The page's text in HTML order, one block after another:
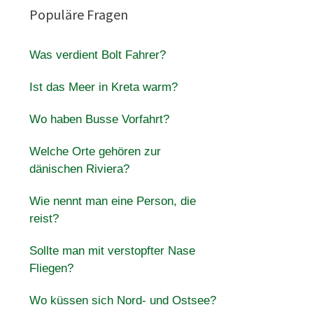
Populäre Fragen
Was verdient Bolt Fahrer?
Ist das Meer in Kreta warm?
Wo haben Busse Vorfahrt?
Welche Orte gehören zur
dänischen Riviera?
Wie nennt man eine Person, die
reist?
Sollte man mit verstopfter Nase
Fliegen?
Wo küssen sich Nord- und Ostsee?